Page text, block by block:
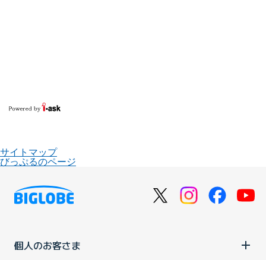
サイトマップ
びっぷるのページ
個人のお客さま